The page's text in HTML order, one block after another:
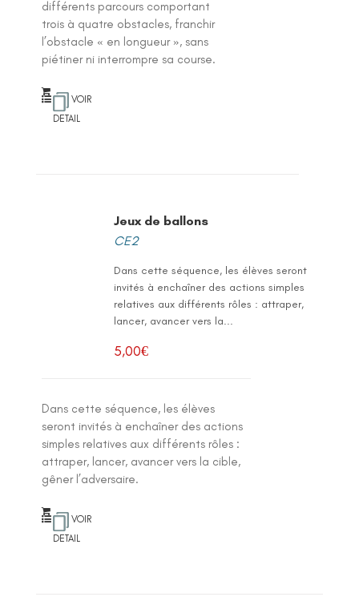
différents parcours comportant
trois à quatre obstacles, franchir
l’obstacle « en longueur », sans
piétiner ni interrompre sa course.
VOIR
DETAIL
Jeux de ballons
CE2
Dans cette séquence, les élèves seront
invités à enchaîner des actions simples
relatives aux différents rôles : attraper,
lancer, avancer vers la...
5,00€
Dans cette séquence, les élèves
seront invités à enchaîner des actions
simples relatives aux différents rôles :
attraper, lancer, avancer vers la cible,
gêner l’adversaire.
VOIR
DETAIL